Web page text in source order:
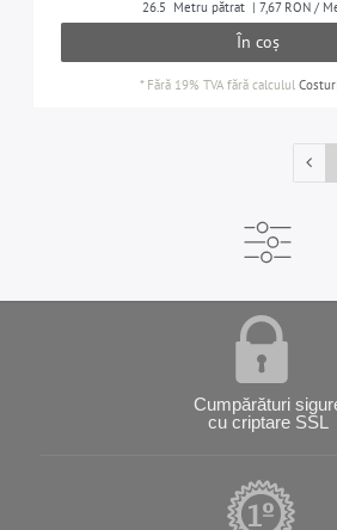
26.5 Metru pătrat | 7,67 RON /
În coș
* Fără 19% TVAfără calculul
Cumpărături
cu criptare SSL